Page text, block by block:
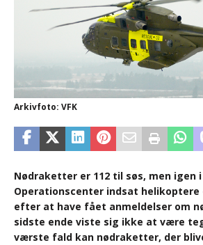
Arkivfoto: VFK
Nødraketter er 112 til søs, men igen
Operationscenter indsat helikoptere
efter at have fået anmeldelser om
sidste ende viste sig ikke at være
værste fald kan nødraketter, der